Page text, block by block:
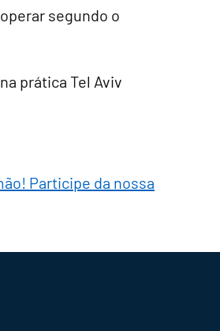
segundo o
prática Tel Aviv
Participe da nossa